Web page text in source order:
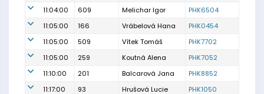
11:04:00
609 Melichar Igor
PHK6504
11:05:00
166 Vrábelová Hana
PHK0454
11:05:00
509 Vítek Tomáš
PHK7702
11:05:00
259 Koutná Alena
PHK7052
11:10:00
201 Balcarová Jana
PHK8852
11:17:00
93 Hrušová Lucie
PHK1050